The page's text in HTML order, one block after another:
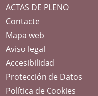
ACTAS DE PLENO
Contacte
Mapa web
Aviso legal
Accesibilidad
Protección de Datos
Política de Cookies